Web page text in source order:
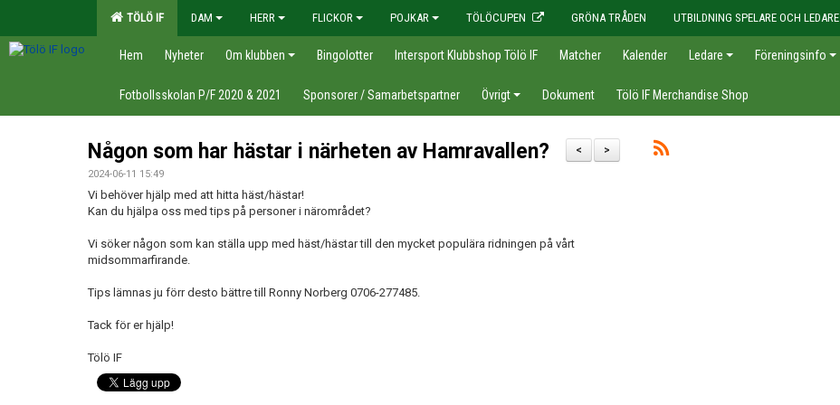
TÖLÖ IF DAM HERR FLICKOR POJKAR TÖLÖCUPEN GRÖNA TRÅDEN UTBILDNING SPELARE OCH LEDARE
Hem Nyheter Om klubben Bingolotter Intersport Klubbshop Tölö IF Matcher Kalender Ledare Föreningsinfo
Fotbollsskolan P/F 2020 & 2021 Sponsorer / Samarbetspartner Övrigt Dokument Tölö IF Merchandise Shop
>
<
Någon som har hästar i närheten av Hamravallen?
2024-06-11 15:49
Vi behöver hjälp med att hitta häst/hästar!
Kan du hjälpa oss med tips på personer i närområdet?
Vi söker någon som kan ställa upp med häst/hästar till den mycket populära ridningen på vårt
midsommarfirande.
Tips lämnas ju förr desto bättre till Ronny Norberg 0706-277485.
Tack för er hjälp!
Tölö IF